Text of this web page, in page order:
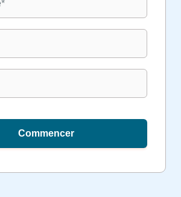
Commencer